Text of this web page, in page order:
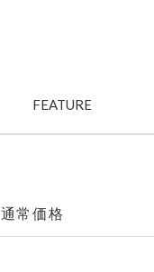
FEATURE
通常価格